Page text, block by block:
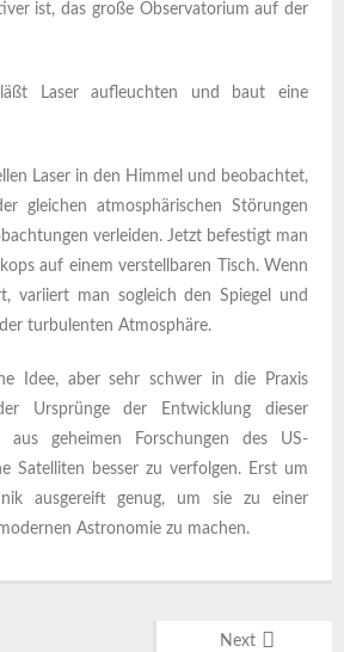
ist, das große Observatorium auf der
Laser aufleuchten und baut eine
Laser in den Himmel und beobachtet,
gleichen atmosphärischen Störungen
verleiden. Jetzt befestigt man
auf einem verstellbaren Tisch. Wenn
variiert man sogleich den Spiegel und
turbulenten Atmosphäre.
Idee, aber sehr schwer in die Praxis
Ursprünge der Entwicklung dieser
aus geheimen Forschungen des US-
Satelliten besser zu verfolgen. Erst um
ausgereift genug, um sie zu einer
Astronomie zu machen.
Next